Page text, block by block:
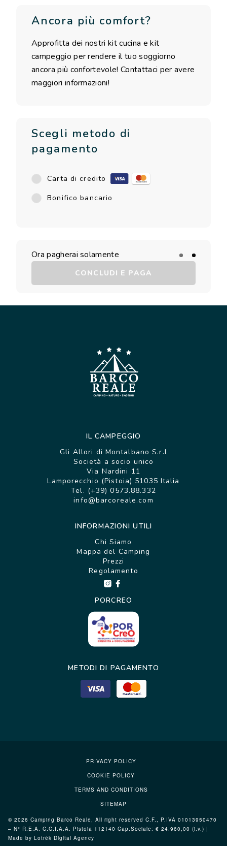
Ancora più comfort?
Approfitta dei nostri kit cucina e kit
campeggio per rendere il tuo soggiorno
ancora più confortevole! Contattaci per avere
maggiori informazioni!
Scegli metodo di
pagamento
Carta di credito
Bonifico bancario
Ora pagherai solamente
CONCLUDI E PAGA
IL CAMPEGGIO
Gli Allori di Montalbano S.r.l
Società a socio unico
Via Nardini 11
Lamporecchio (Pistoia) 51035 Italia
Tel. (+39) 0573.88.332
info@barcoreale.com
INFORMAZIONI UTILI
Chi Siamo
Mappa del Camping
Prezzi
Regolamento
PORCREO
METODI DI PAGAMENTO
© 2026 Camping Barco Reale, All right reserved C.F., P.IVA 01013950470
– N° R.E.A. C.C.I.A.A. Pistoia 112140 Cap.Sociale: € 24.960,00 (i.v.) |
Made by Lotrèk Digital Agency
PRIVACY POLICY
COOKIE POLICY
TERMS AND CONDITIONS
SITEMAP